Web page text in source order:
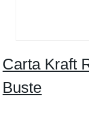
Carta Kraft
Buste